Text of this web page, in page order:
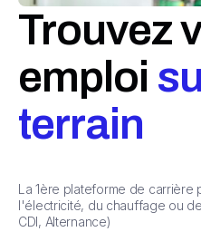
Trouvez
emploi
terrain
La 1ère plateforme de carrière
l'électricité, du chauffage ou
CDI, Alternance)